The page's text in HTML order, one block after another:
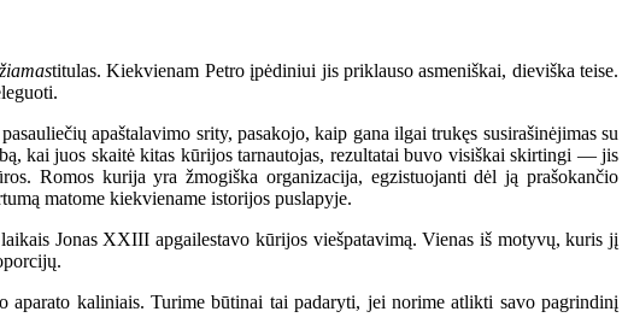
titulas. Kiekvienam Petro įpėdiniui jis priklauso asmeniškai, dieviška teise.
apaštalavimo srity, pasakojo, kaip gana ilgai trukęs susirašinėjimas su
kai juos skaitė kitas kūrijos tarnautojas, rezultatai buvo visiškai skirtingi — jis
Romos kurija yra žmogiška organizacija, egzistuojanti dėl ją prašokančio
matome kiekviename istorijos puslapyje.
Jonas XXIII apgailestavo kūrijos viešpatavimą. Vienas iš motyvų, kuris jį
kaliniais. Turime būtinai tai padaryti, jei norime atlikti savo pagrindinį